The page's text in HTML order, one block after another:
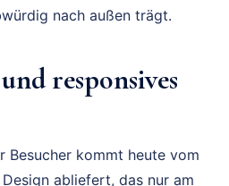
nach außen trägt.
responsives
Besucher kommt heute vom
abliefert, das nur am